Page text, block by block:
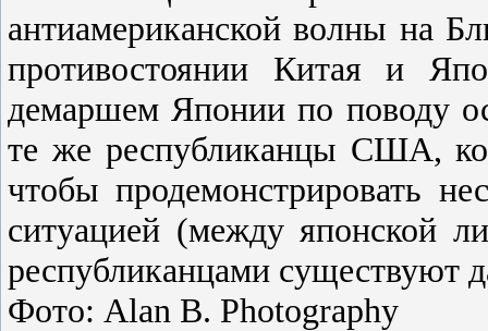
антиамериканской волны на
противостоянии Китая и
демаршем Японии по поводу
те же республиканцы США,
чтобы продемонстрировать
ситуацией (между японской
республиканцами существуют
Фото: Alan B. Photography